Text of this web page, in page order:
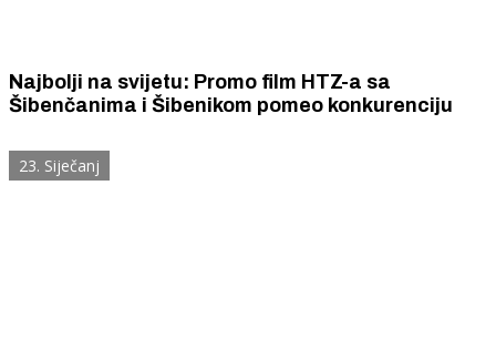
Najbolji na svijetu: Promo film HTZ-a sa
Šibenčanima i Šibenikom pomeo konkurenciju
23. Siječanj